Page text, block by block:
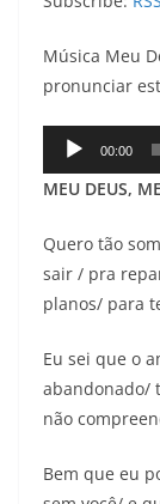
Música Meu
pronunciar
Tocador
de
00:00
MEU DEUS,
Quero tão
sair / pra
planos/ para
Eu sei que o
abandonado/
não
Bem que eu